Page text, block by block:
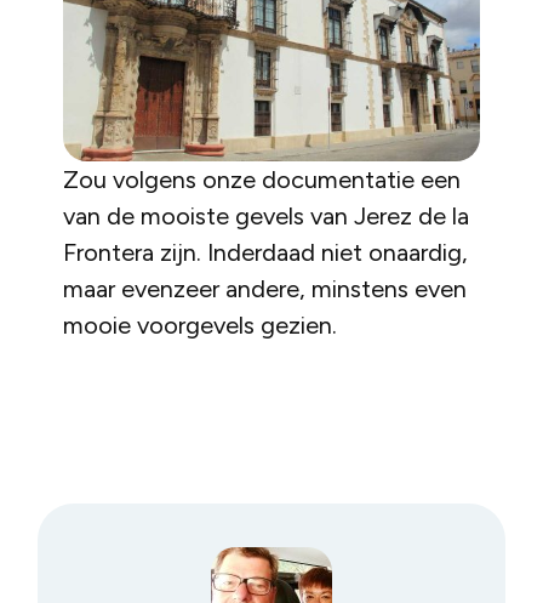
Zou volgens onze documentatie een
van de mooiste gevels van Jerez de la
Frontera zijn. Inderdaad niet onaardig,
maar evenzeer andere, minstens even
mooie voorgevels gezien.